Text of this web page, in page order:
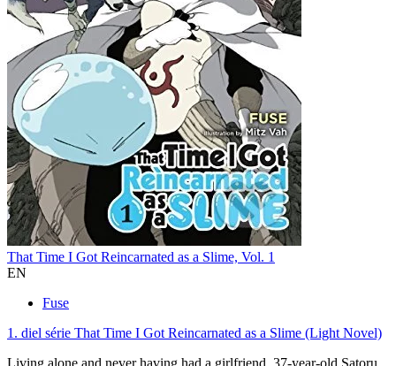
That Time I Got Reincarnated as a Slime, Vol. 1
EN
Fuse
1. diel série That Time I Got Reincarnated as a Slime (Light Novel)